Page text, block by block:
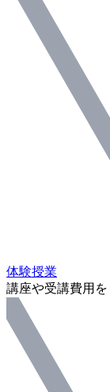
体験授業
講座や受講費用